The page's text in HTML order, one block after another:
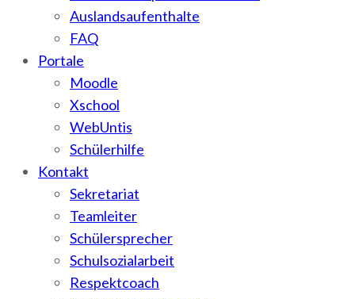
Auslandsaufenthalte
FAQ
Portale
Moodle
Xschool
WebUntis
Schülerhilfe
Kontakt
Sekretariat
Teamleiter
Schülersprecher
Schulsozialarbeit
Respektcoach